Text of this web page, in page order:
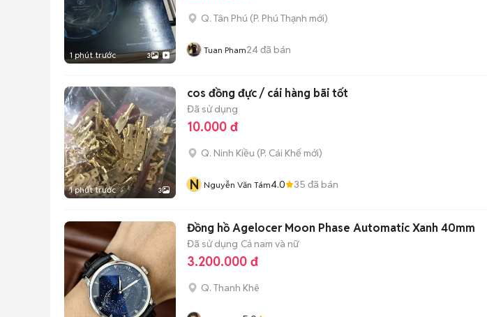
1 phút trước 3
Q. Tân Phú (P. Phú Thạnh mới)
Tuan Pham24đã bán
1 phút trước 3
cos đồng đực / cái hàng bãi tốt
Đã sử dụng
10.000 đ
Q. Ninh Kiều (P. Cái Khế mới)
N Nguyễn Văn Tám4.0 35 đã bán
Đồng hồ Agelocer Moon Phase Automatic Xanh 40mm
Đã sử dụng Cả nam và nữ
3.200.000 đ
Q. Thanh Khê